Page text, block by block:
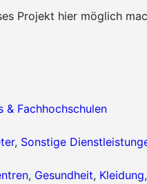
Projekt hier möglich
& Fachhochschulen
, Sonstige
, Gesundheit,